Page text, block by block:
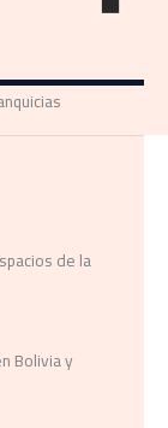
de la
Bolivia y